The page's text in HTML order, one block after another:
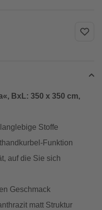
BxL: 350 x 350 cm,
Stoffe
Funktion
auf die Sie sich
Geschmack
matt Struktur